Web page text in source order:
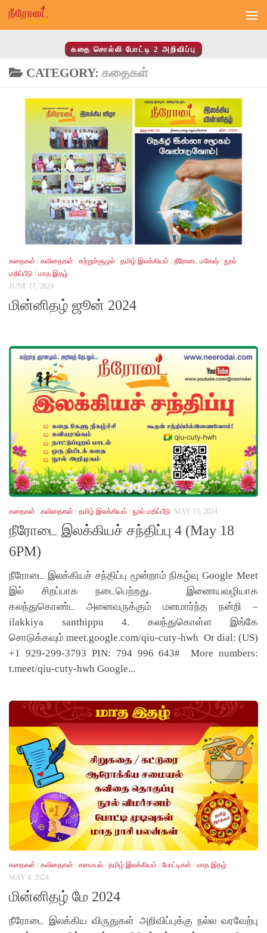
Skip to content
கதை சொல்லி போட்டி 2 அறிவிப்பு
CATEGORY: கதைகள்
கதைகள் / கவிதைகள் / சுற்றுச்சூழல் / தமிழ் இலக்கியம் / நீரோடை மகேஷ் / நூல்
மதிப்பீடு / மாத இதழ்
JUNE 17, 2024
மின்னிதழ் ஜூன் 2024
கதைகள் / கவிதைகள் / தமிழ் இலக்கியம் / நூல் மதிப்பீடு MAY 13, 2024
நீரோடை இலக்கியச் சந்திப்பு 4 (May 18
6PM)
நீரோடை இலக்கியச் சந்திப்பு மூன்றாம் நிகழ்வு Google Meet
இல் சிறப்பாக நடைபெற்றது. இணையவழியாக
கலந்துகொண்ட அனைவருக்கும் மனமார்ந்த நன்றி –
ilakkiya santhippu 4. கலந்துகொள்ள இங்கே
சொடுக்கவும் meet.google.com/qiu-cuty-hwh Or dial: (US)
+1 929-299-3793 PIN: 794 996 643# More numbers:
t.meet/qiu-cuty-hwh Google...
கதைகள் / கவிதைகள் / சமையல் / தமிழ் இலக்கியம் / போட்டிகள் / மாத இதழ்
MAY 4, 2024
மின்னிதழ் மே 2024
நீரோடை இலக்கிய விருதுகள் அறிவிப்புக்கு நல்ல வரவேற்பு